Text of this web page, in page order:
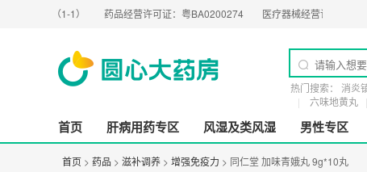
药品经营许可证：粤BA0200274 医疗器械经营许可证：粤橞食药监械
热门搜索： 消炎
六味地黄丸
首页 肝病用药专区 风湿及类风湿 男性专区
首页 > 药品 > 滋补调养 > 增强免疫力 > 同仁堂 加味青娥丸 9g*10丸